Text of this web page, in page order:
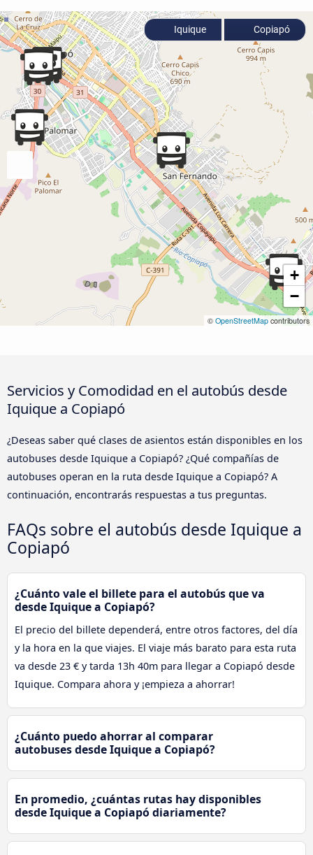
+
−
© OpenStreetMap contributors
Iquique Copiapó
Servicios y Comodidad en el autobús desde
Iquique a Copiapó
¿Deseas saber qué clases de asientos están disponibles en los
autobuses desde Iquique a Copiapó? ¿Qué compañías de
autobuses operan en la ruta desde Iquique a Copiapó? A
continuación, encontrarás respuestas a tus preguntas.
FAQs sobre el autobús desde Iquique a
Copiapó
¿Cuánto vale el billete para el autobús que va
desde Iquique a Copiapó?
El precio del billete dependerá, entre otros factores, del día
y la hora en la que viajes. El viaje más barato para esta ruta
va desde 23 € y tarda 13h 40m para llegar a Copiapó desde
Iquique. Compara ahora y ¡empieza a ahorrar!
¿Cuánto puedo ahorrar al comparar
autobuses desde Iquique a Copiapó?
En promedio, ¿cuántas rutas hay disponibles
desde Iquique a Copiapó diariamente?